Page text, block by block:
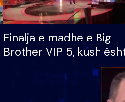
Finalja e madhe e Big
Brother VIP 5, kush
banori i parë që lë
dhe humb mundësinë
të fituar çmimin e madh